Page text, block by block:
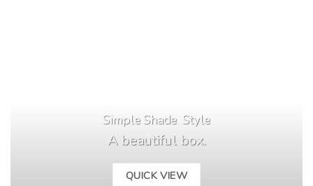
Simple Shade Style
A beautiful box.
QUICK VIEW